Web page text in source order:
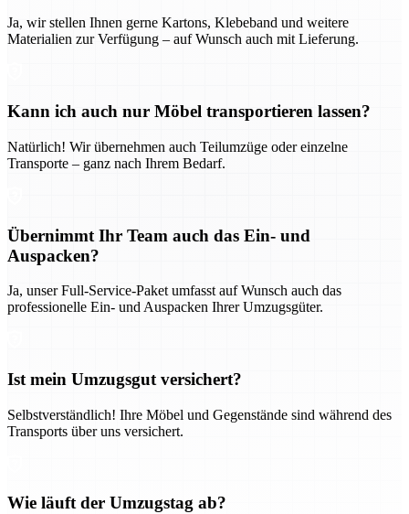
Ja, wir stellen Ihnen gerne Kartons, Klebeband und weitere
Materialien zur Verfügung – auf Wunsch auch mit Lieferung.
Kann ich auch nur Möbel transportieren lassen?
Natürlich! Wir übernehmen auch Teilumzüge oder einzelne
Transporte – ganz nach Ihrem Bedarf.
Übernimmt Ihr Team auch das Ein- und
Auspacken?
Ja, unser Full-Service-Paket umfasst auf Wunsch auch das
professionelle Ein- und Auspacken Ihrer Umzugsgüter.
Ist mein Umzugsgut versichert?
Selbstverständlich! Ihre Möbel und Gegenstände sind während des
Transports über uns versichert.
Wie läuft der Umzugstag ab?